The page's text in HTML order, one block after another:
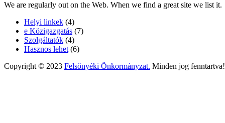
We are regularly out on the Web. When we find a great site we list it.
Helyi linkek (4)
e Közigazgatás (7)
Szolgáltatók (4)
Hasznos lehet (6)
Copyright © 2023 Felsőnyéki Önkormányzat. Minden jog fenntartva!